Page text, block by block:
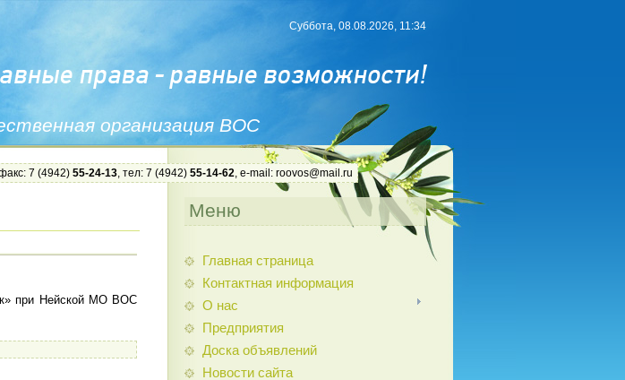
организация ВОС
Суббота, 08.08.2026, 11:34
7 (4942) 55-24-13, тел: 7 (4942) 55-14-62, e-mail: roovos@mail.ru
при Нейской МО ВОС
Меню
Главная страница
Контактная информация
О нас
Предприятия
Доска объявлений
Новости сайта